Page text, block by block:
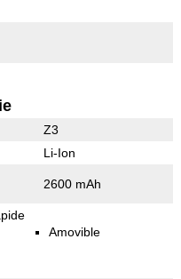
Z3
Li-Ion
2600 mAh
Amovible